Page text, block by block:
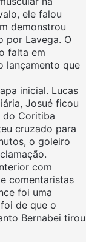
ele falou
demonstrou
por Lavega. O
falta em
lançamento que
inicial. Lucas
Josué ficou
do Coritiba
cruzado para
o goleiro
com
comentaristas
foi uma
de que o
Bernabei tirou